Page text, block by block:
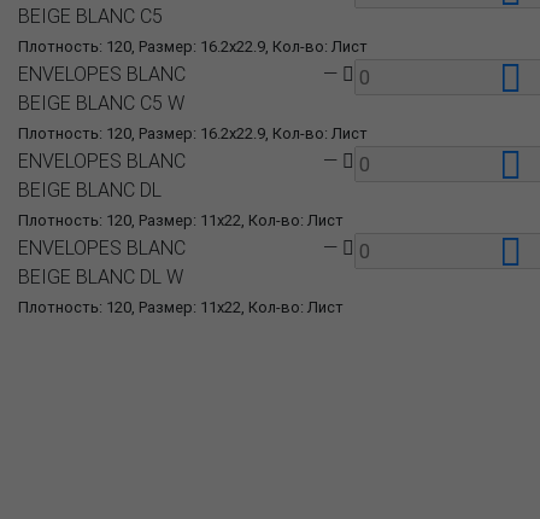
Плотность: 120, Размер: 16.2x22.9, Кол-во: Лист
BEIGE BLANC C5
Плотность: 120, Размер: 16.2x22.9, Кол-во: Лист
ENVELOPES BLANC
BEIGE BLANC C5 W
—
Плотность: 120, Размер: 11x22, Кол-во: Лист
ENVELOPES BLANC
BEIGE BLANC DL
—
Плотность: 120, Размер: 11x22, Кол-во: Лист
ENVELOPES BLANC
BEIGE BLANC DL W
—